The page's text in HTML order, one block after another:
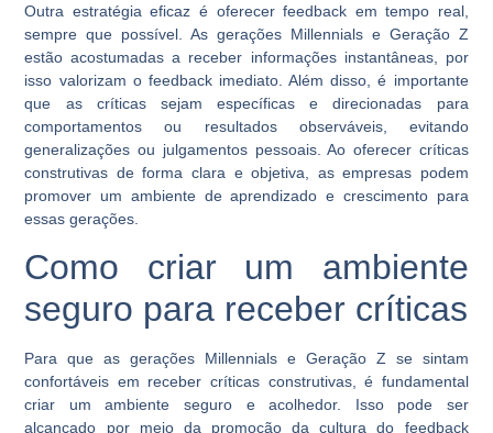
Outra estratégia eficaz é oferecer feedback em tempo real,
sempre que possível. As gerações Millennials e Geração Z
estão acostumadas a receber informações instantâneas, por
isso valorizam o feedback imediato. Além disso, é importante
que as críticas sejam específicas e direcionadas para
comportamentos ou resultados observáveis, evitando
generalizações ou julgamentos pessoais. Ao oferecer críticas
construtivas de forma clara e objetiva, as empresas podem
promover um ambiente de aprendizado e crescimento para
essas gerações.
Como criar um ambiente
seguro para receber críticas
Para que as gerações Millennials e Geração Z se sintam
confortáveis em receber críticas construtivas, é fundamental
criar um ambiente seguro e acolhedor. Isso pode ser
alcançado por meio da promoção da cultura do feedback